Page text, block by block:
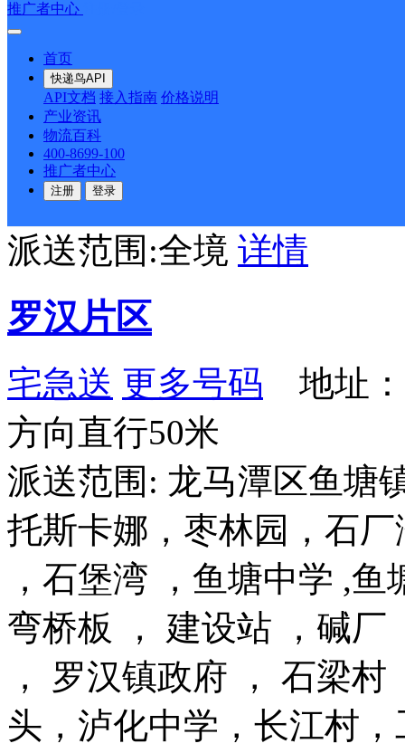
推广者中心
首页
快递鸟API
API文档 接入指南 价格说明
产业资讯
物流百科
400-8699-100
推广者中心
注册 登录
顺丰速运
派送范围:全境
合江托玛琳针织品店
顺丰速运
派送范围:全境 详情
罗汉片区
宅急送 更多号码 地址：
方向直行50米
派送范围: 龙马潭区鱼塘
托斯卡娜，枣林园，石
，石堡湾 ，鱼塘中学 ,
弯桥板 ， 建设站 ，碱厂
， 罗汉镇政府 ， 石梁
头，泸化中学，长江村